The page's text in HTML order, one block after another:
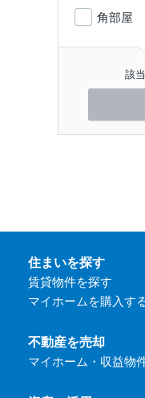
角部屋
該
住まいを探す
賃貸物件を探す
マイホームを購入す
不動産を売却
マイホーム・収益物